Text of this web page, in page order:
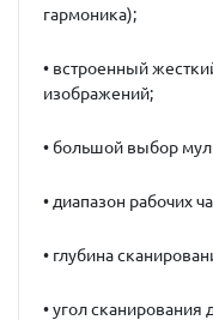
гармоника);
• встроенный
изображений;
• большой выбор
• диапазон рабочих
• глубина
• угол сканирования